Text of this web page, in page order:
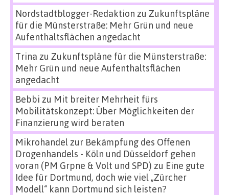
Nordstadtblogger-Redaktion zu Zukunftspläne
für die Münsterstraße: Mehr Grün und neue
Aufenthaltsflächen angedacht
Trina zu Zukunftspläne für die Münsterstraße:
Mehr Grün und neue Aufenthaltsflächen
angedacht
Bebbi zu Mit breiter Mehrheit fürs
Mobilitätskonzept: Über Möglichkeiten der
Finanzierung wird beraten
Mikrohandel zur Bekämpfung des Offenen
Drogenhandels - Köln und Düsseldorf gehen
voran (PM Grpne & Volt und SPD) zu Eine gute
Idee für Dortmund, doch wie viel „Zürcher
Modell“ kann Dortmund sich leisten?